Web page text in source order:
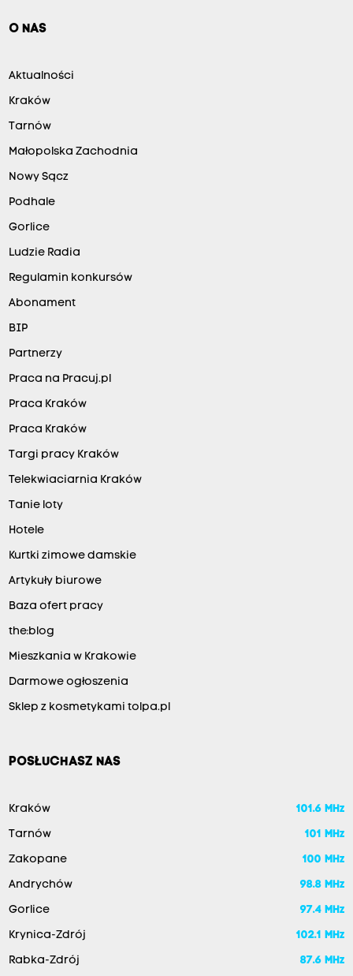
O NAS
Aktualności
Kraków
Tarnów
Małopolska Zachodnia
Nowy Sącz
Podhale
Gorlice
Ludzie Radia
Regulamin konkursów
Abonament
BIP
Partnerzy
Praca na Pracuj.pl
Praca Kraków
Praca Kraków
Targi pracy Kraków
Telekwiaciarnia Kraków
Tanie loty
Hotele
Kurtki zimowe damskie
Artykuły biurowe
Baza ofert pracy
the:blog
Mieszkania w Krakowie
Darmowe ogłoszenia
Sklep z kosmetykami tolpa.pl
POSŁUCHASZ NAS
Kraków 101.6 MHz
Tarnów 101 MHz
Zakopane 100 MHz
Andrychów 98.8 MHz
Gorlice 97.4 MHz
Krynica-Zdrój 102.1 MHz
Rabka-Zdrój 87.6 MHz